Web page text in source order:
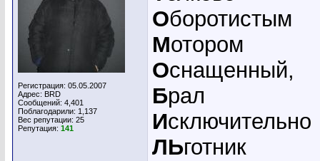
Регистрация: 05.05.2007
Адрес: BRD
Сообщений: 4,401
Поблагодарили: 1,137
Вес репутации: 25
Репутация: 141
Оборотистым
Мотором
Оснащенный,
Брал
Исключительно
ЛЬготник